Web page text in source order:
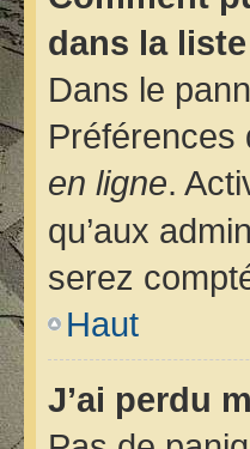
dans la
Dans le
Préférences
en ligne.
qu’aux
serez
Haut
J’ai perdu